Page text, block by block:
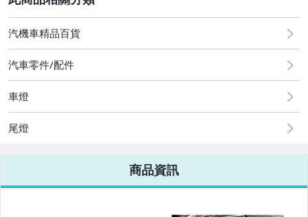
其他汽車零配件
原廠=規格大燈.正廠大燈
改裝=R8燈眉款DRL大燈
汽機車精品百貨
汽車零件/配件
車燈
尾燈
商品資訊